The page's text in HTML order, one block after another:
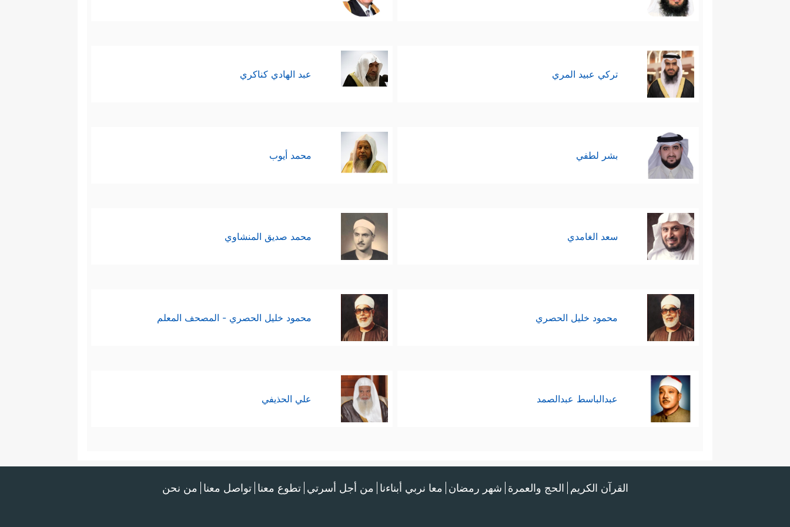
تركي عبيد المري عبد الهادي كناكري
بشر لطفي محمد أيوب
سعد الغامدي محمد صديق المنشاوي
محمود خليل الحصري محمود خليل الحصري - المصحف المعلم
عبدالباسط عبدالصمد علي الحذيفي
القرآن الكريم الحج والعمرة شهر رمضان معا نربي أبناءنا من أجل أسرتي تطوع معنا تواصل معنا من نحن